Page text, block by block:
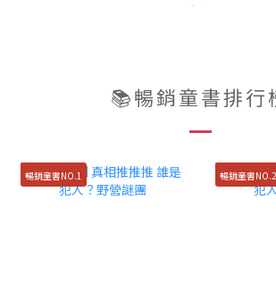
📚暢銷童書排行
暢銷童書NO.1 暢銷童書NO.2